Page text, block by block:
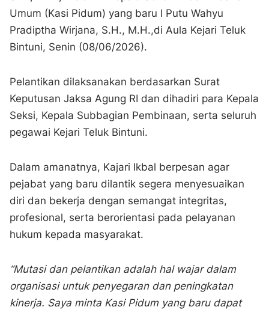
Umum (Kasi Pidum) yang baru I Putu Wahyu
Pradiptha Wirjana, S.H., M.H.,di Aula Kejari Teluk
Bintuni, Senin (08/06/2026).
Pelantikan dilaksanakan berdasarkan Surat
Keputusan Jaksa Agung RI dan dihadiri para Kepala
Seksi, Kepala Subbagian Pembinaan, serta seluruh
pegawai Kejari Teluk Bintuni.
Dalam amanatnya, Kajari Ikbal berpesan agar
pejabat yang baru dilantik segera menyesuaikan
diri dan bekerja dengan semangat integritas,
profesional, serta berorientasi pada pelayanan
hukum kepada masyarakat.
“Mutasi dan pelantikan adalah hal wajar dalam
organisasi untuk penyegaran dan peningkatan
kinerja. Saya minta Kasi Pidum yang baru dapat